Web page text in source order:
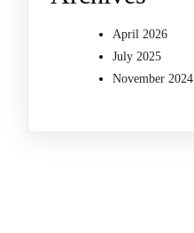
April 2026
July 2025
November 2024